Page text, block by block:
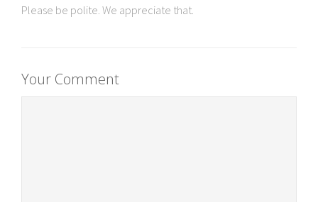
Please be polite. We appreciate that.
Your Comment